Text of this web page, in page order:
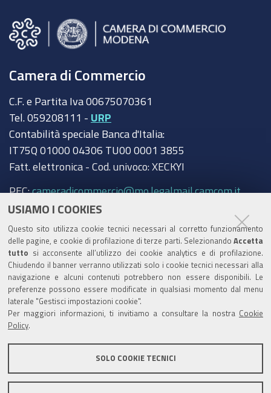
USIAMO I COOKIES
Questo sito utilizza cookie tecnici necessari al corretto funzionamento
delle pagine, e cookie di profilazione di terze parti. Selezionando Accetta
tutto si acconsente all’utilizzo dei cookie analytics e di profilazione.
Chiudendo il banner verranno utilizzati solo i cookie tecnici necessari alla
navigazione e alcuni contenuti potrebbero non essere disponibili. Le
preferenze possono essere modificate in qualsiasi momento dal menu
laterale "Gestisci impostazioni cookie".
Per maggiori informazioni, ti invitiamo a consultare la nostra Cookie
Policy
SOLO COOKIE TECNICI
Camera di Commercio
C.F. e Partita Iva 00675070361
Tel. 059208111 - URP
Contabilità speciale Banca d'Italia:
IT75Q 01000 04306 TU00 0001 3855
Fatt. elettronica - Cod. univoco: XECKYI
PEC:cameradicommercio@mo.legalmail.camcom.it
Trasparenza
Amministrazione trasparente
Albo Camerale
Pubblicità Legale
Area riservata Amministratori